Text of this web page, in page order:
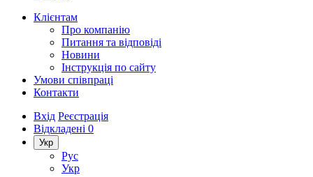
Клієнтам
Про компанію
Питання та відповіді
Новини
Інструкція по сайту
Умови співпраці
Контакти
Вхід Реєстрація
Відкладені 0
Укр
Рус
Укр